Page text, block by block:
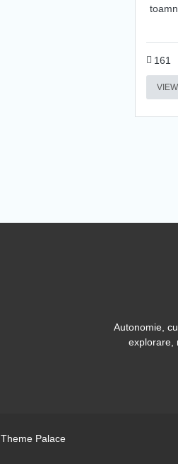
161
Autonomie,
explorare,
Theme Palace